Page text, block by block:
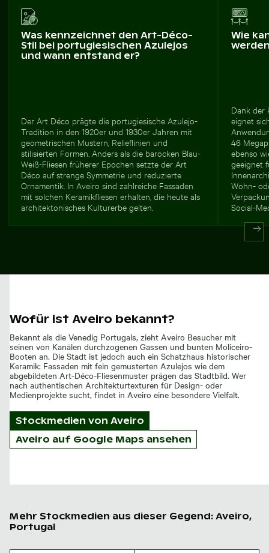
Was kennzeichnet den Art-Déco-
Stil bei portugiesischen Azulejos
und wann entstand er?
Der Art Déco prägte die portugiesische Azulejo-
Tradition in den 1920er und 1930er Jahren mit
geometrischen Mustern, Relieflinien und
stilisierten Formen. Anders als die barocken Blau-
Weiß-Fliesen früherer Epochen setzte der Art
Déco auf strenge Symmetrie und reduzierte
Ornamentik. In Aveiro sind zahlreiche Fassaden
mit solchen Keramikfliesen erhalten, die heute als
architektonisches Kulturerbe gelten.
Wie
Dank der
eignet
46
ebenso
geeignet
Wohn-
Social-
Wofür ist Aveiro bekannt?
Bekannt als die Venedig Portugals, zieht Aveiro Besucher mit
seinen von Kanälen durchzogenen Gassen und bunten Moliceiro-
Booten an. Die Stadt ist jedoch auch ein Schatzhaus historischer
Keramik: Fassaden mit fein gemusterten Azulejos wie dem
abgebildeten Art-Déco-Fliesenmuster prägen das Stadtbild. Wer
nach authentischen Architekturtexturen für Design- oder
Medienprojekte sucht, findet in Aveiro eine besondere Vielfalt.
Stockmedien von Aveiro
Aveiro auf Google Maps ansehen
Mehr Stockmedien aus dieser Gegend: Aveiro,
Portugal